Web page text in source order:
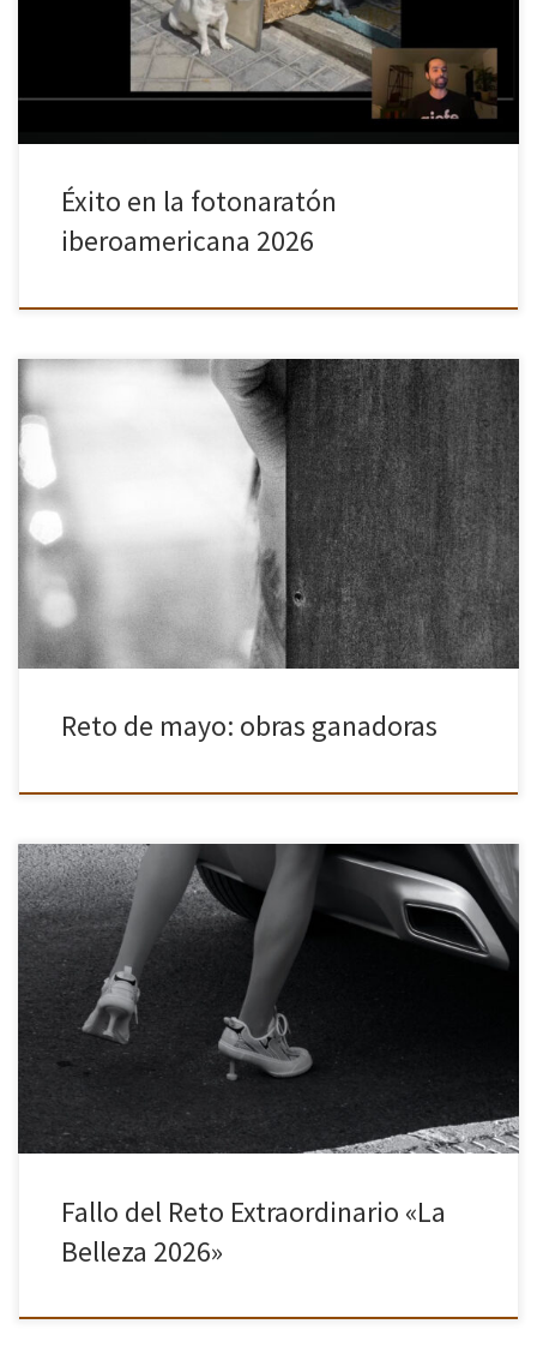
cuatro personas de la asociacion, dos […]
Éxito en la fotonaratón
iberoamericana 2026
Queremos agradecer la participación de todos los fotógrafos que
han formado parte de este reto mensual, titulado «La parte por el
todo». La creatividad, la sensibilidad y la capacidad de […]
Reto de mayo: obras ganadoras
La mañana del 5 de junio se ha reunido el jurado nombrado para
el Reto Extraordinario de este año con el tema La Belleza. El
jurado ha estado formado por: […]
Fallo del Reto Extraordinario «La
Belleza 2026»